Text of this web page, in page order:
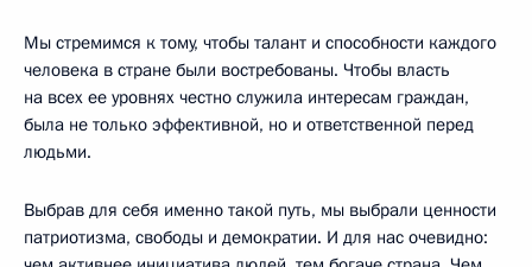
Мы стремимся к тому, чтобы талант и способности каждого
человека в стране были востребованы. Чтобы власть
на всех ее уровнях честно служила интересам граждан,
была не только эффективной, но и ответственной перед
людьми.
Выбрав для себя именно такой путь, мы выбрали ценности
патриотизма, свободы и демократии. И для нас очевидно: